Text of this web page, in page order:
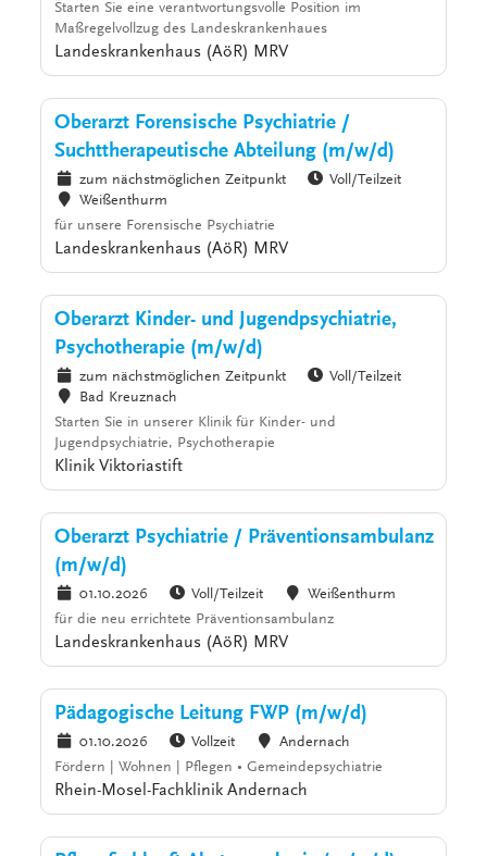
Starten Sie eine verantwortungsvolle Position im
Maßregelvollzug des Landeskrankenhaues
Landeskrankenhaus (AöR) MRV
Oberarzt Forensische Psychiatrie /
Suchttherapeutische Abteilung (m/w/d)
zum nächstmöglichen Zeitpunkt
Voll/Teilzeit
Weißenthurm
für unsere Forensische Psychiatrie
Landeskrankenhaus (AöR) MRV
Oberarzt Kinder- und Jugendpsychiatrie,
Psychotherapie (m/w/d)
zum nächstmöglichen Zeitpunkt
Voll/Teilzeit
Bad Kreuznach
Starten Sie in unserer Klinik für Kinder- und
Jugendpsychiatrie, Psychotherapie
Klinik Viktoriastift
Oberarzt Psychiatrie / Präventionsambulanz
(m/w/d)
01.10.2026 Voll/Teilzeit
Weißenthurm
für die neu errichtete Präventionsambulanz
Landeskrankenhaus (AöR) MRV
Pädagogische Leitung FWP (m/w/d)
01.10.2026 Vollzeit
Andernach
Fördern | Wohnen | Pflegen • Gemeindepsychiatrie
Rhein-Mosel-Fachklinik Andernach